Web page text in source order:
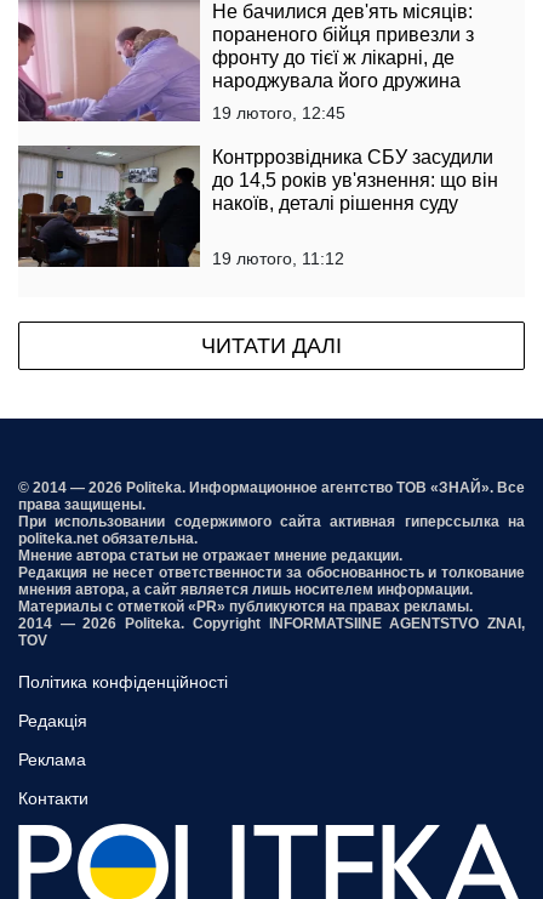
Не бачилися дев'ять місяців:
пораненого бійця привезли з
фронту до тієї ж лікарні, де
народжувала його дружина
19 лютого, 12:45
Контррозвідника СБУ засудили
до 14,5 років ув'язнення: що він
накоїв, деталі рішення суду
19 лютого, 11:12
ЧИТАТИ ДАЛІ
© 2014 — 2026 Politeka. Информационное агентство ТОВ «ЗНАЙ». Все
права защищены.
При использовании содержимого сайта активная гиперссылка на
politeka.net обязательна.
Мнение автора статьи не отражает мнение редакции.
Редакция не несет ответственности за обоснованность и толкование
мнения автора, а сайт является лишь носителем информации.
Материалы с отметкой «PR» публикуются на правах рекламы.
2014 — 2026 Politeka. Copyright INFORMATSIINE AGENTSTVO ZNAI,
TOV
Політика конфіденційності
Редакція
Реклама
Контакти